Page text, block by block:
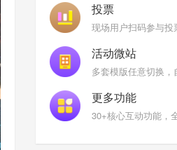
投票
活动微站
更多功能